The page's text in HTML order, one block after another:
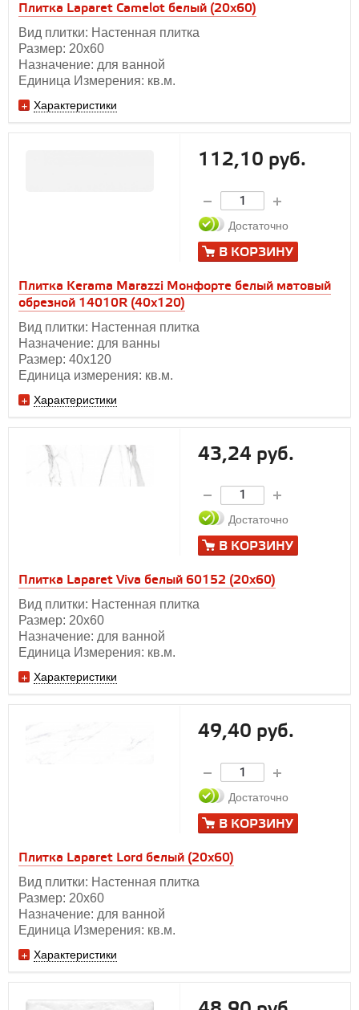
Плитка Laparet Camelot белый (20х60)
Вид плитки: Настенная плитка
Размер: 20х60
Назначение: для ванной
Единица Измерения: кв.м.
Характеристики
Плитка Kerama Marazzi Монфорте белый матовый
обрезной 14010R (40x120)
Вид плитки: Настенная плитка
Назначение: для ванны
Размер: 40х120
Единица измерения: кв.м.
Характеристики
112,10 руб.
Достаточно
В КОРЗИНУ
Плитка Laparet Viva белый 60152 (20х60)
Вид плитки: Настенная плитка
Размер: 20х60
Назначение: для ванной
Единица Измерения: кв.м.
Характеристики
43,24 руб.
Достаточно
В КОРЗИНУ
Плитка Laparet Lord белый (20х60)
Вид плитки: Настенная плитка
Размер: 20х60
Назначение: для ванной
Единица Измерения: кв.м.
Характеристики
49,40 руб.
Достаточно
В КОРЗИНУ